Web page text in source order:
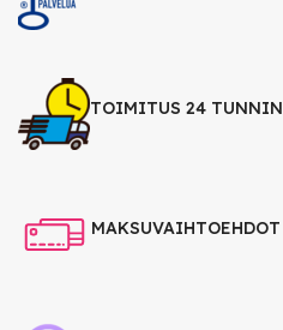
TOIMITUS 24 TUNNIN
MAKSUVAIHTOEHDOT